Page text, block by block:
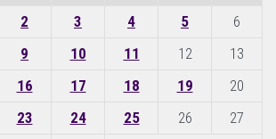
2 3 4 5
6
9 10 11 12
13
16 17 18 19
20
23 24 25 26
27